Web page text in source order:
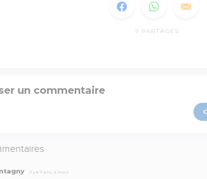
9 PARTAGES
un commentaire
Il y a 11 ans, 2 mois